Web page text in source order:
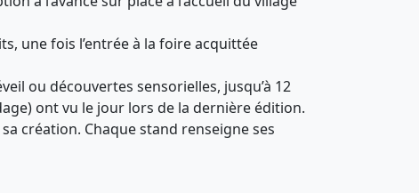
une fois l’entrée à la foire acquittée
ou découvertes sensorielles, jusqu’à 12
ont vu le jour lors de la dernière édition.
création. Chaque stand renseigne ses